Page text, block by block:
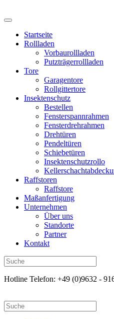
Startseite
Rollladen
Vorbaurollladen
Putzträgerrollladen
Tore
Garagentore
Rollgittertore
Insektenschutz
Bestellen
Fensterspannrahmen
Fensterdrehrahmen
Drehtüren
Pendeltüren
Schiebetüren
Insektenschutzrollo
Raffstoren
Raffstore
Maßanfertigung
Unternehmen
Über uns
Standorte
Partner
Kontakt
Hotline Telefon: +49 (0)9632 -